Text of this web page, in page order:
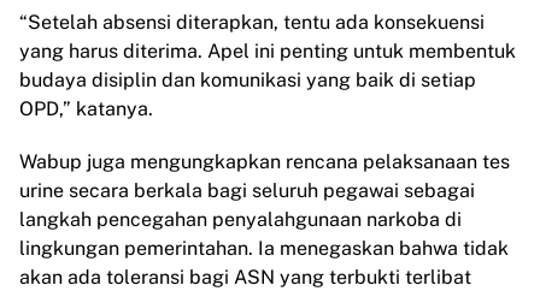
“Setelah absensi diterapkan, tentu ada konsekuensi
yang harus diterima. Apel ini penting untuk membentuk
budaya disiplin dan komunikasi yang baik di setiap
OPD,” katanya.
Wabup juga mengungkapkan rencana pelaksanaan tes
urine secara berkala bagi seluruh pegawai sebagai
langkah pencegahan penyalahgunaan narkoba di
lingkungan pemerintahan. Ia menegaskan bahwa tidak
akan ada toleransi bagi ASN yang terbukti terlibat